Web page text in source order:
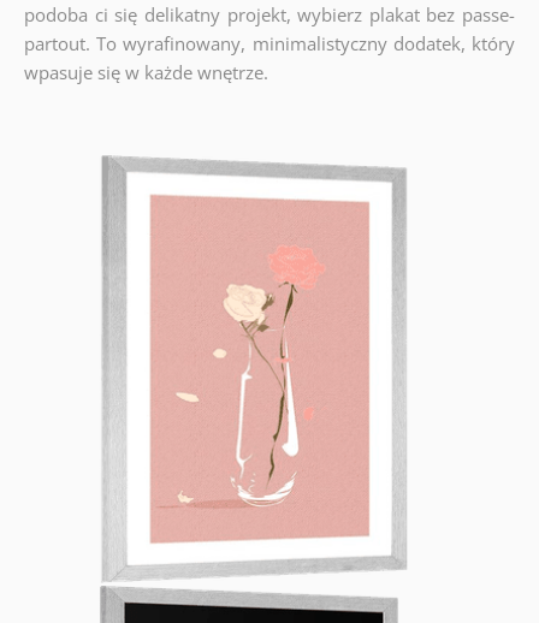
podoba ci się delikatny projekt, wybierz plakat bez passe-
partout. To wyrafinowany, minimalistyczny dodatek, który
wpasuje się w każde wnętrze.